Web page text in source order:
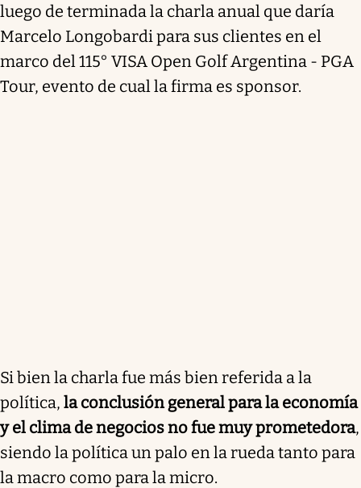
luego de terminada la charla anual que daría
Marcelo Longobardi para sus clientes en el
marco del 115° VISA Open Golf Argentina - PGA
Tour, evento de cual la firma es sponsor.
Si bien la charla fue más bien referida a la
política, la conclusión general para la economía
y el clima de negocios no fue muy prometedora,
siendo la política un palo en la rueda tanto para
la macro como para la micro.